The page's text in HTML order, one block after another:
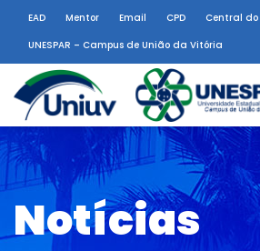
EAD Mentor Email CPD
Central
UNESPAR – Campus de União da Vitória
Notícias